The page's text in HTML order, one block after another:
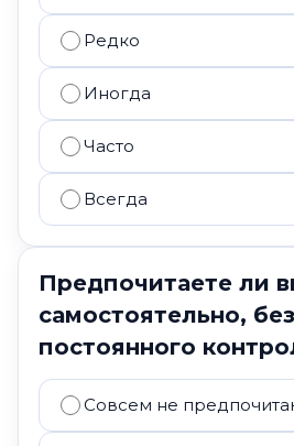
Редко
Иногда
Часто
Всегда
Предпочитаете ли
самостоятельно, без
постоянного
Совсем не